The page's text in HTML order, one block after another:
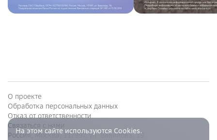
О проекте
Обработка персональных данных
Отказ от ответственности
Связаться с нами
Россия, Москва, 117997, ул. Вавилова, 19
На этом сайте используются Cookies.